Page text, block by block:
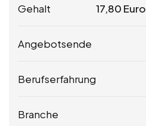
Gehalt 17,80 Euro
Angebotsende
Berufserfahrung
Branche